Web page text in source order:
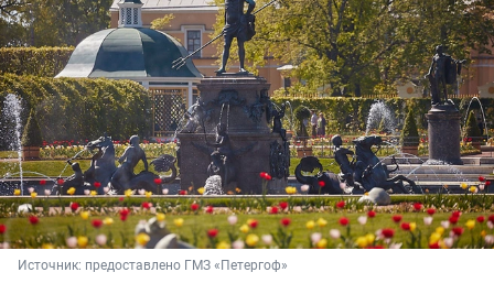
Источник: предоставлено ГМЗ «Петергоф»